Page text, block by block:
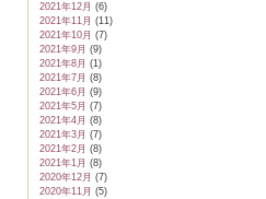
2021年12月 (6)
2021年11月 (11)
2021年10月 (7)
2021年9月 (9)
2021年8月 (1)
2021年7月 (8)
2021年6月 (9)
2021年5月 (7)
2021年4月 (8)
2021年3月 (7)
2021年2月 (8)
2021年1月 (8)
2020年12月 (7)
2020年11月 (5)